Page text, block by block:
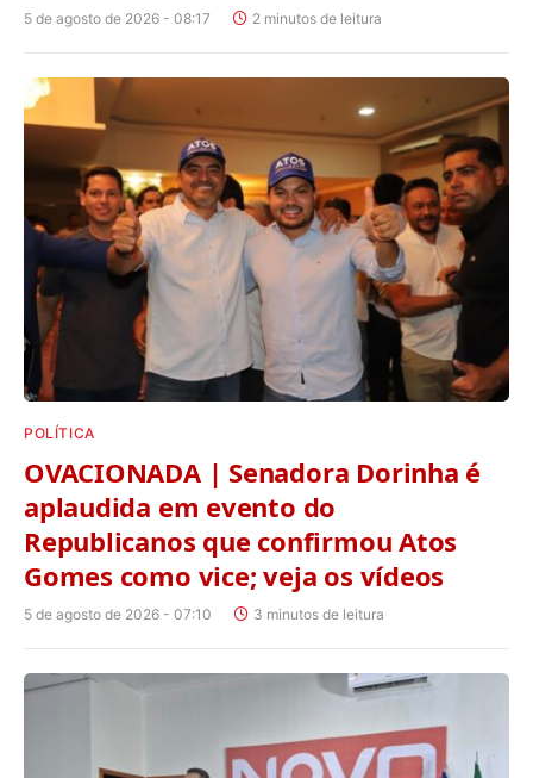
5 de agosto de 2026 - 08:17 2 minutos de leitura
POLÍTICA
OVACIONADA | Senadora Dorinha é
aplaudida em evento do
Republicanos que confirmou Atos
Gomes como vice; veja os vídeos
5 de agosto de 2026 - 07:10 3 minutos de leitura